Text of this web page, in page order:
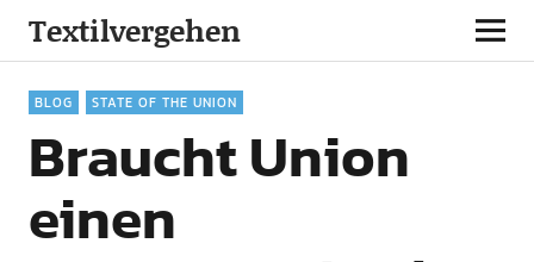
Textilvergehen
BLOG STATE OF THE UNION
Braucht Union
einen